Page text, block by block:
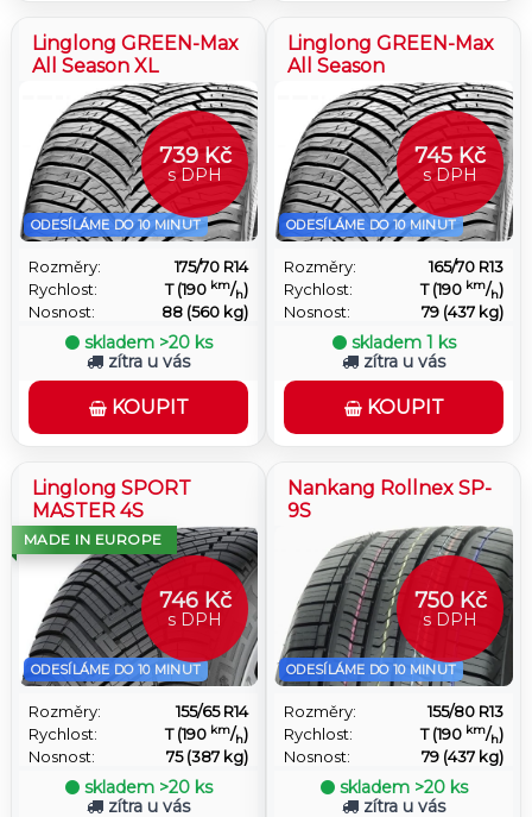
Linglong GREEN-Max
All Season XL
ODESÍLÁME DO 10 MINUT
739 Kč
s DPH
Rozměry:
175/70 R14
Rychlost:
T (190 km/h)
Nosnost:
88 (560 kg)
skladem >20 ks
zítra u vás
KOUPIT
Linglong GREEN-Max
All Season
ODESÍLÁME DO 10 MINUT
745 Kč
s DPH
Rozměry:
165/70 R13
Rychlost:
T (190 km/h)
Nosnost:
79 (437 kg)
skladem 1 ks
zítra u vás
KOUPIT
Linglong SPORT
MASTER 4S
MADE IN EUROPE
ODESÍLÁME DO 10 MINUT
746 Kč
s DPH
Rozměry:
155/65 R14
Rychlost:
T (190 km/h)
Nosnost:
75 (387 kg)
skladem >20 ks
zítra u vás
Nankang Rollnex SP-
9S
ODESÍLÁME DO 10 MINUT
750 Kč
s DPH
Rozměry:
155/80 R13
Rychlost:
T (190 km/h)
Nosnost:
79 (437 kg)
skladem >20 ks
zítra u vás